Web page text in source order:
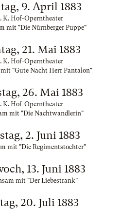
9. April 1883
K. Hof-Operntheater
mit "Die Nürnberger Puppe"
21. Mai 1883
K. Hof-Operntheater
"Gute Nacht Herr Pantalon"
26. Mai 1883
K. Hof-Operntheater
mit "Die Nachtwandlerin"
2. Juni 1883
mit "Die Regimentstochter"
13. Juni 1883
mit "Der Liebestrank"
20. Juli 1883